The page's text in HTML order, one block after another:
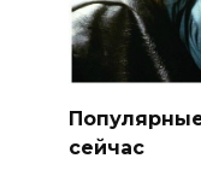
сейчас